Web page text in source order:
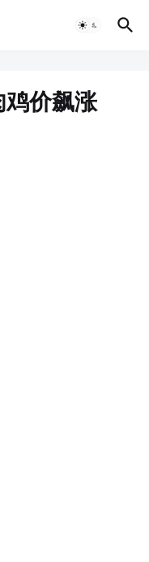
价飙涨